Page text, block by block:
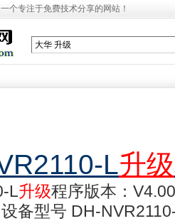
个专注于免费技术分享的网站！
L升级
L升级程序版本：
备型号 DH-